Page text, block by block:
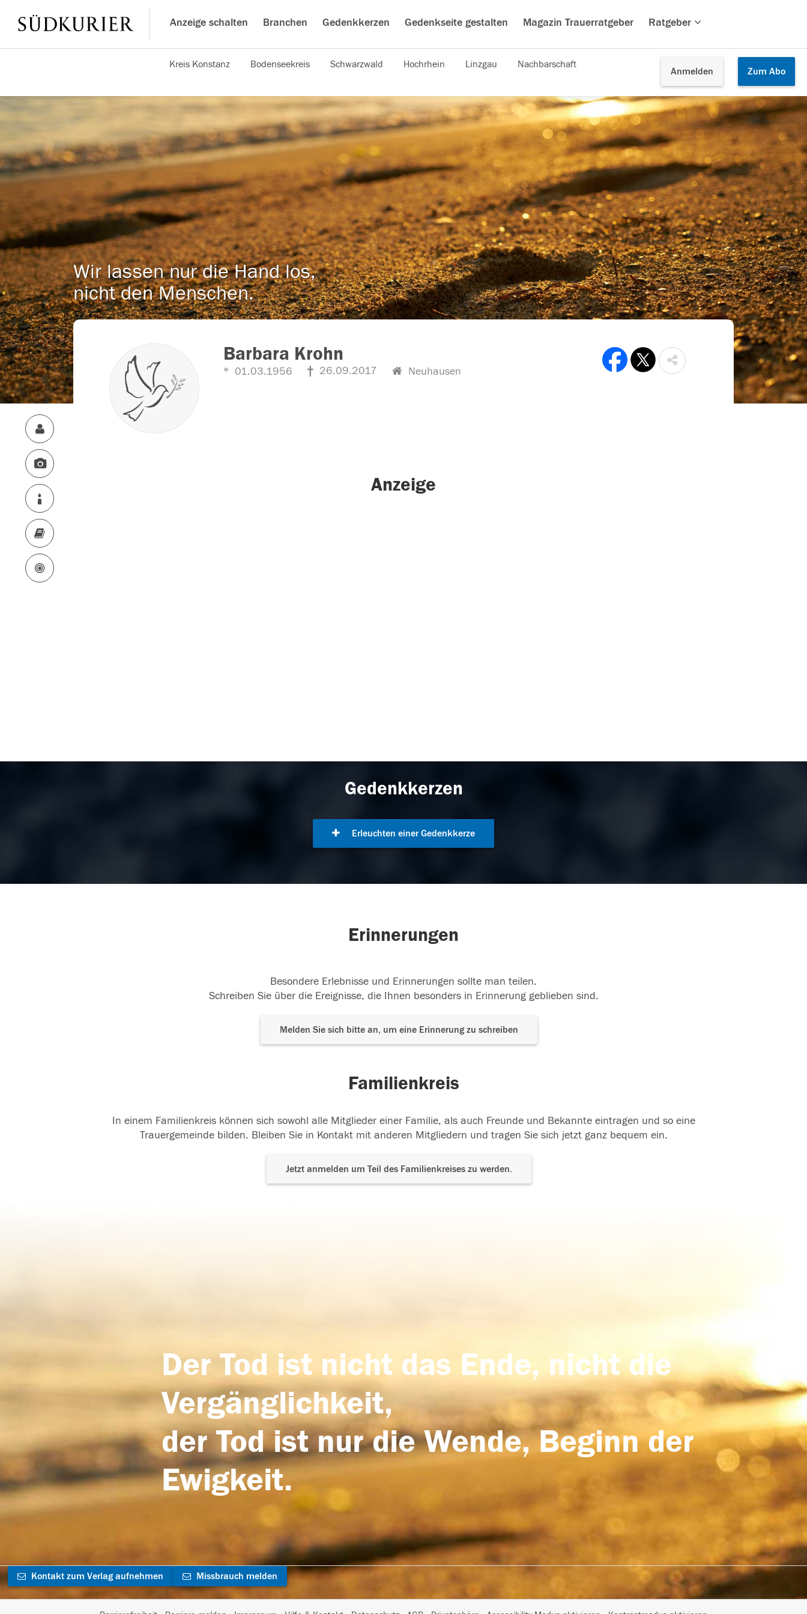
Anzeige schalten Branchen Gedenkkerzen Gedenkseite gestalten Magazin Trauerratgeber Ratgeber
Anmelden Zum Abo
Kreis Konstanz Bodenseekreis Schwarzwald Hochrhein Linzgau Nachbarschaft
Wir lassen nur die Hand los,
nicht den Menschen.
Barbara Krohn
01.03.1956 26.09.2017 Neuhausen
Anzeige
Gedenkkerzen
Erleuchten einer Gedenkkerze
Erinnerungen
Besondere Erlebnisse und Erinnerungen sollte man teilen.
Schreiben Sie über die Ereignisse, die Ihnen besonders in Erinnerung geblieben sind.
Melden Sie sich bitte an, um eine Erinnerung zu schreiben
Familienkreis
In einem Familienkreis können sich sowohl alle Mitglieder einer Familie, als auch Freunde und Bekannte eintragen und so eine
Trauergemeinde bilden. Bleiben Sie in Kontakt mit anderen Mitgliedern und tragen Sie sich jetzt ganz bequem ein.
Jetzt anmelden um Teil des Familienkreises zu werden.
Der Tod ist nicht das Ende, nicht die
Vergänglichkeit,
der Tod ist nur die Wende, Beginn der
Ewigkeit.
Kontakt zum Verlag aufnehmen Missbrauch melden